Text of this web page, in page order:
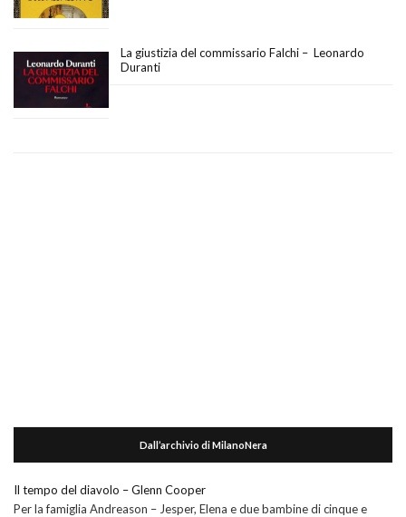
La giustizia del commissario Falchi – Leonardo
Duranti
Dall’archivio di MilanoNera
Il tempo del diavolo – Glenn Cooper
Per la famiglia Andreason – Jesper, Elena e due bambine di cinque e